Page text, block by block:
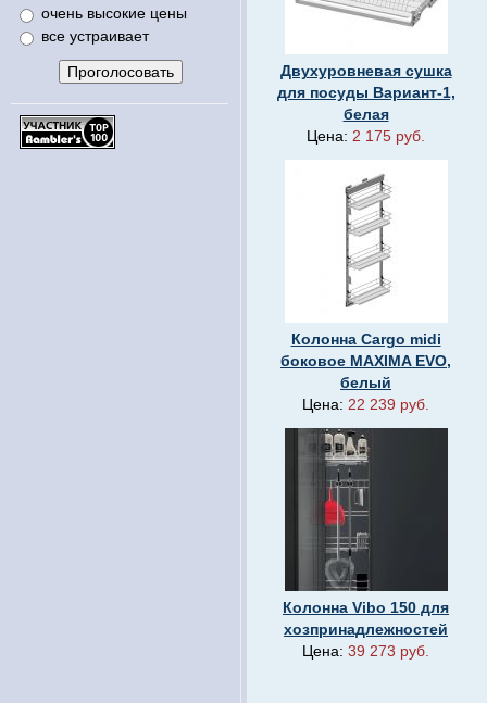
очень высокие цены
все устраивает
Двухуровневая сушка
для посуды Вариант-1,
белая
Цена: 2 175 руб.
Колонна Cargo midi
боковое MAXIMA EVO,
белый
Цена: 22 239 руб.
Колонна Vibo 150 для
хозпринадлежностей
Цена: 39 273 руб.